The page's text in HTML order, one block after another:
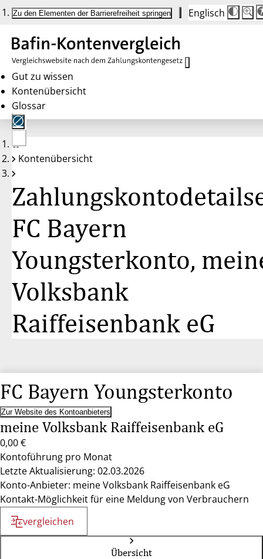
Zu den Elementen der Barrierefreiheit springen Englisch
Die
auf
100
100
Gut zu wissen
Kontenübersicht
Glossar
Keine
Konten
Kontenübersicht
FC Bayern
Youngsterkonto,
Volksbank
Raiffeisenbank eG
FC Bayern Youngsterkonto
Zur Website des Kontoanbieters
meine Volksbank Raiffeisenbank eG
0,00 €
Kontoführung pro Monat
Letzte Aktualisierung: 02.03.2026
Konto-Anbieter: meine Volksbank Raiffeisenbank eG
Kontakt-Möglichkeit für eine Meldung von Verbrauchern
vergleichen
Übersicht